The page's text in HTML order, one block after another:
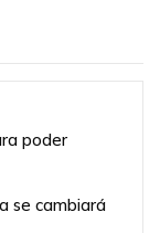
poder
se cambiará